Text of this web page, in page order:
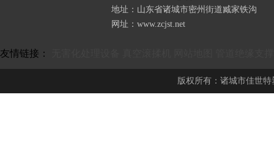
地址：山东省诸城市密州街道臧家铁沟
网址：www.zcjst.net
友情链接：
版权所有：诸城市佳世